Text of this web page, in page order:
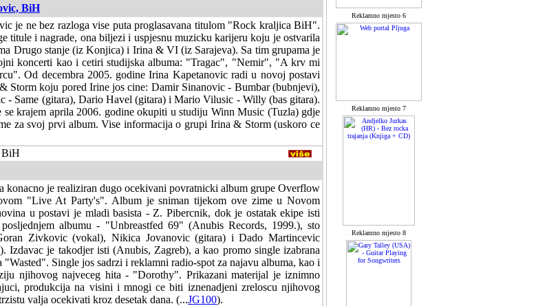
BiH
je ne bez razloga vise puta proglasavana titulom "Rock kraljica BiH".
titule i nagrade, ona biljezi i uspjesnu muzicku karijeru koju je ostvarila
Drugo stanje (iz Konjica) i Irina & VI (iz Sarajeva). Sa tim grupama je
koncerti kao i cetiri studijska albuma: "Tragac", "Nemir", "A krv mi
Od decembra 2005. godine Irina Kapetanovic radi u novoj postavi
Storm koju pored Irine jos cine: Damir Sinanovic - Bumbar (bubnjevi),
- Same (gitara), Dario Havel (gitara) i Mario Vilusic - Willy (bas gitara).
se krajem aprila 2006. godine okupiti u studiju Winn Music (Tuzla) gdje
za svoj prvi album. Vise informacija o grupi Irina & Storm (uskoro ce
BiH
konacno je realiziran dugo ocekivani povratnicki album grupe Overflow
"Live At Party's". Album je sniman tijekom ove zime u Novom
u postavi je mladi basista - Z. Pibercnik, dok je ostatak ekipe isti
albumu - "Unbreastfed 69" (Anubis Records, 1999.), sto
Zivkovic (vokal), Nikica Jovanovic (gitara) i Dado Martincevic
Izdavac je takodjer isti (Anubis, Zagreb), a kao promo single izabrana
"Wasted". Single jos sadrzi i reklamni radio-spot za najavu albuma, kao i
njihovog najveceg hita - "Dorothy". Prikazani materijal je iznimno
produkcija na visini i mnogi ce biti iznenadjeni zreloscu njihovog
valja ocekivati kroz desetak dana. (...JG100).
Reklamno mjesto 6
Reklamno mjesto 7
Reklamno mjesto 8